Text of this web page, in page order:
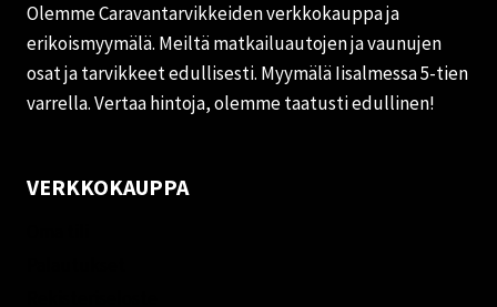
Olemme Caravantarvikkeiden verkkokauppa ja
erikoismyymälä. Meiltä matkailuautojen ja vaunujen
osat ja tarvikkeet edullisesti. Myymälä Iisalmessa 5-tien
varrella. Vertaa hintoja, olemme taatusti edullinen!
VERKKOKAUPPA